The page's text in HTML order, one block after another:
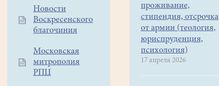
Дополнительное
меню
Новости
Воскресенского
благочиния
Московская
митрополия
РПЦ
проживание,
стипендия, отсрочка
от армии (теология,
юриспруденция,
психология)
17 апреля 2026